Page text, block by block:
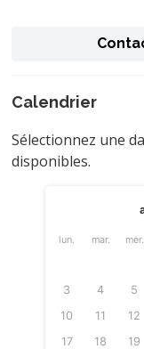
Calendrier
Sélectionnez une
disponibles.
lun. mar. mer.
3
4 5
10
11 12
17
18 19